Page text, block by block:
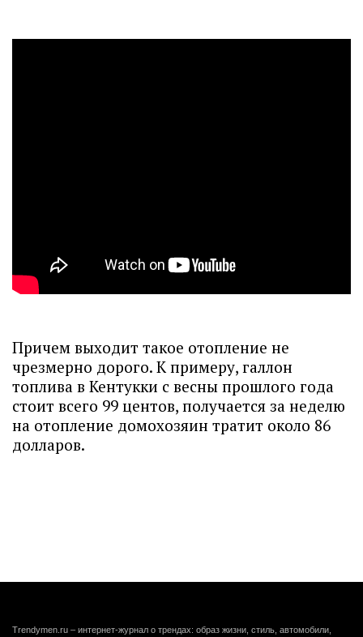
Причем выходит такое отопление не
чрезмерно дорого. К примеру, галлон
топлива в Кентукки с весны прошлого года
стоит всего 99 центов, получается за неделю
на отопление домохозяин тратит около 86
долларов.
Trendymen.ru – интернет-журнал о трендах: образ жизни, стиль, автомобили,